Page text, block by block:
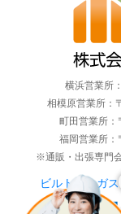
横浜営業所
相模原営業所：
町田営業所：
福岡営業所
※通販・出張専門
ビルトインガ